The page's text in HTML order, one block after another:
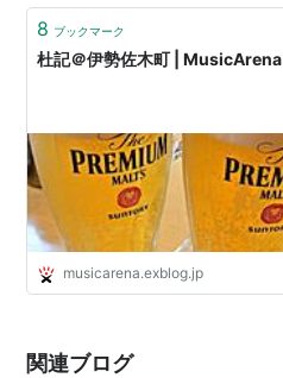
8 ブックマーク
杜記＠伊勢佐木町 | MusicArena
musicarena.exblog.jp
関連ブログ